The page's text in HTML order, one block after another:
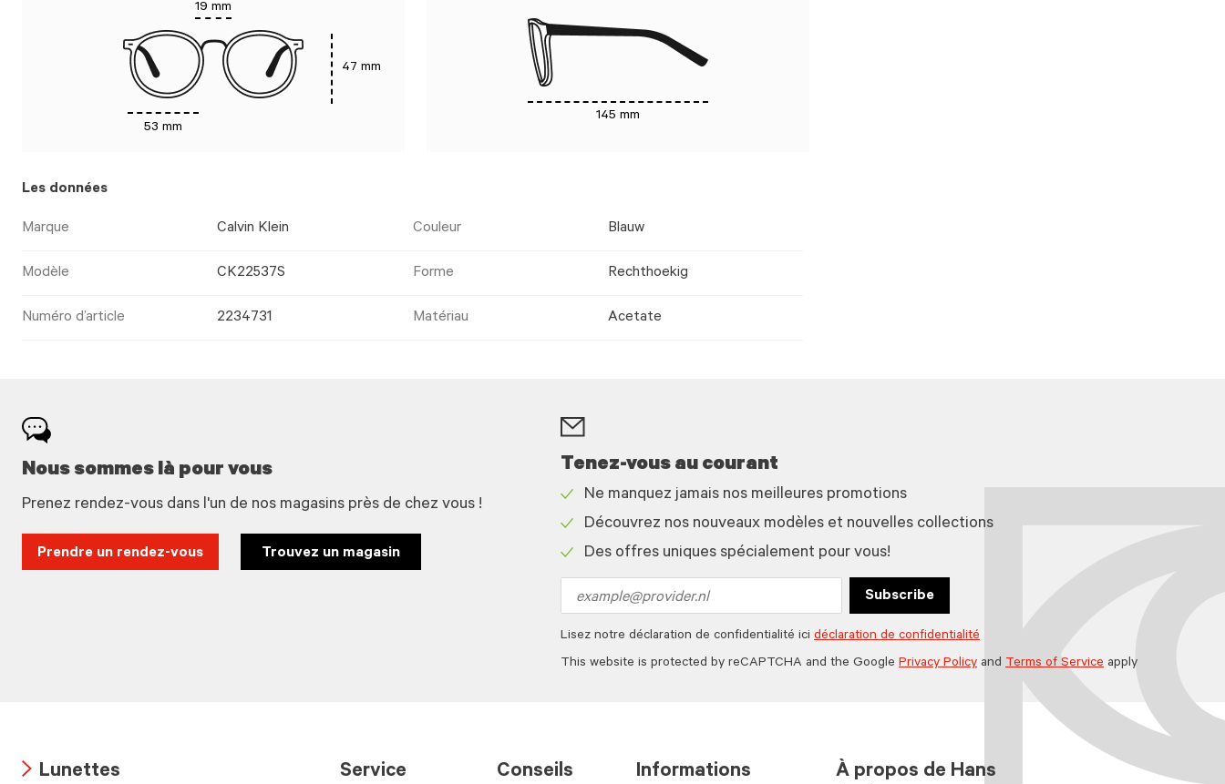
19 mm
53 mm
47 mm
145 mm
Les données
Marque Calvin Klein Couleur Blauw
Modèle CK22537S Forme Rechthoekig
Numéro d’article 2234731 Matériau Acetate
Nous sommes là pour vous
Prenez rendez-vous dans l'un de nos magasins près de chez vous !
Prendre un rendez-vous Trouvez un magasin
Tenez-vous au courant
icon
Ne manquez jamais nos meilleures promotions
icon
Découvrez nos nouveaux modèles et nouvelles collections
Des offres uniques spécialement pour vous!
address
Subscribe
Lisez notre déclaration de confidentialité ici déclaration de confidentialité
This website is protected by reCAPTCHA and the Google Privacy Policy and Terms of Service apply
Lunettes Service Conseils Informations
À propos de Hans